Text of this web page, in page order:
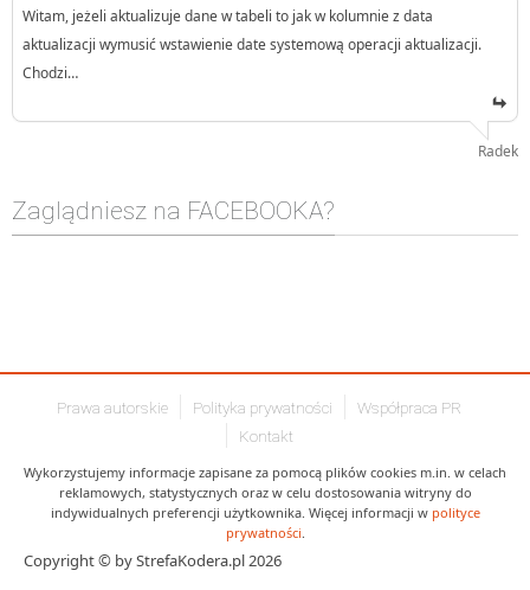
Witam, jeżeli aktualizuje dane w tabeli to jak w kolumnie z data
aktualizacji wymusić wstawienie date systemową operacji aktualizacji.
Chodzi…
Radek
Zaglądniesz na FACEBOOKA?
Prawa autorskie Polityka prywatności
Współpraca PR
Kontakt
Wykorzystujemy informacje zapisane za pomocą plików cookies m.in. w celach
reklamowych, statystycznych oraz w celu dostosowania witryny do
indywidualnych preferencji użytkownika. Więcej informacji w polityce
prywatności
Copyright © by StrefaKodera.pl 2026